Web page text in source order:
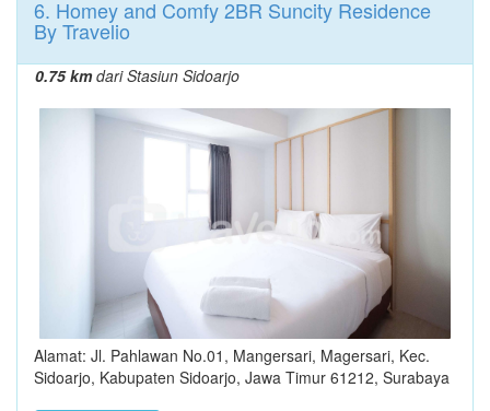
6. Homey and Comfy 2BR Suncity Residence
By Travelio
0.75 kmdari Stasiun Sidoarjo
Alamat: Jl. Pahlawan No.01, Mangersari, Magersari, Kec.
Sidoarjo, Kabupaten Sidoarjo, Jawa Timur 61212, Surabaya